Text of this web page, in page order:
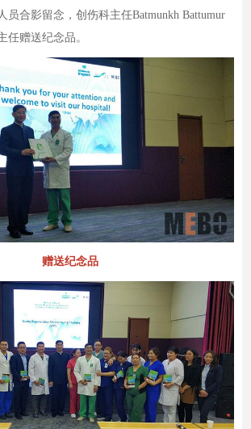
员合影留念，创伤科主任Batmunkh Battumur
任赠送纪念品。
赠送纪念品